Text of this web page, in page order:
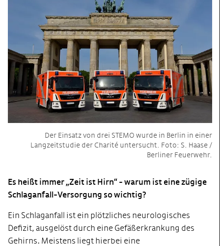
Der Einsatz von drei STEMO wurde in Berlin in einer
Langzeitstudie der Charité untersucht. Foto: S. Haase /
Berliner Feuerwehr.
Es heißt immer „Zeit ist Hirn“ - warum ist eine zügige
Schlaganfall-Versorgung so wichtig?
Ein Schlaganfall ist ein plötzliches neurologisches
Defizit, ausgelöst durch eine Gefäßerkrankung des
Gehirns. Meistens liegt hierbei eine